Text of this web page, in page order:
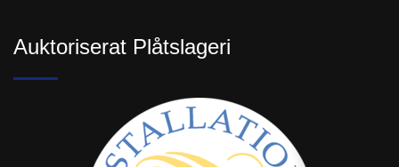
Auktoriserat Plåtslageri